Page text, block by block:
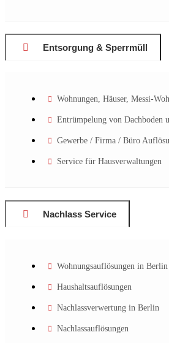
Entsorgung & Sperrmüll
Wohnungen, Häuser, Messi-
Entrümpelung von Dachboden
Gewerbe / Firma / Büro
Service für Hausverwaltungen
Nachlass Service
Wohnungsauflösungen in Berlin
Haushaltsauflösungen
Nachlassverwertung in Berlin
Nachlassauflösungen